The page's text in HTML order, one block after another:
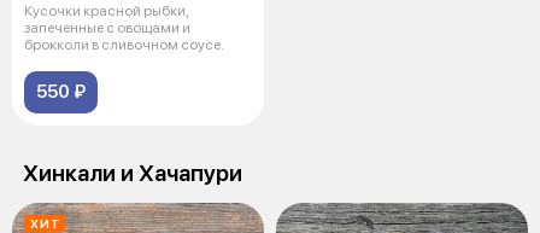
Кусочки красной рыбки,
запеченные с овощами и
брокколи в сливочном соусе.
550 ₽
Хинкали и Хачапури
ХИТ